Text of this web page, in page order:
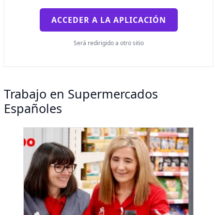
ACCEDER A LA APLICACIÓN
Será redirigido a otro sitio
Trabajo en Supermercados
Españoles